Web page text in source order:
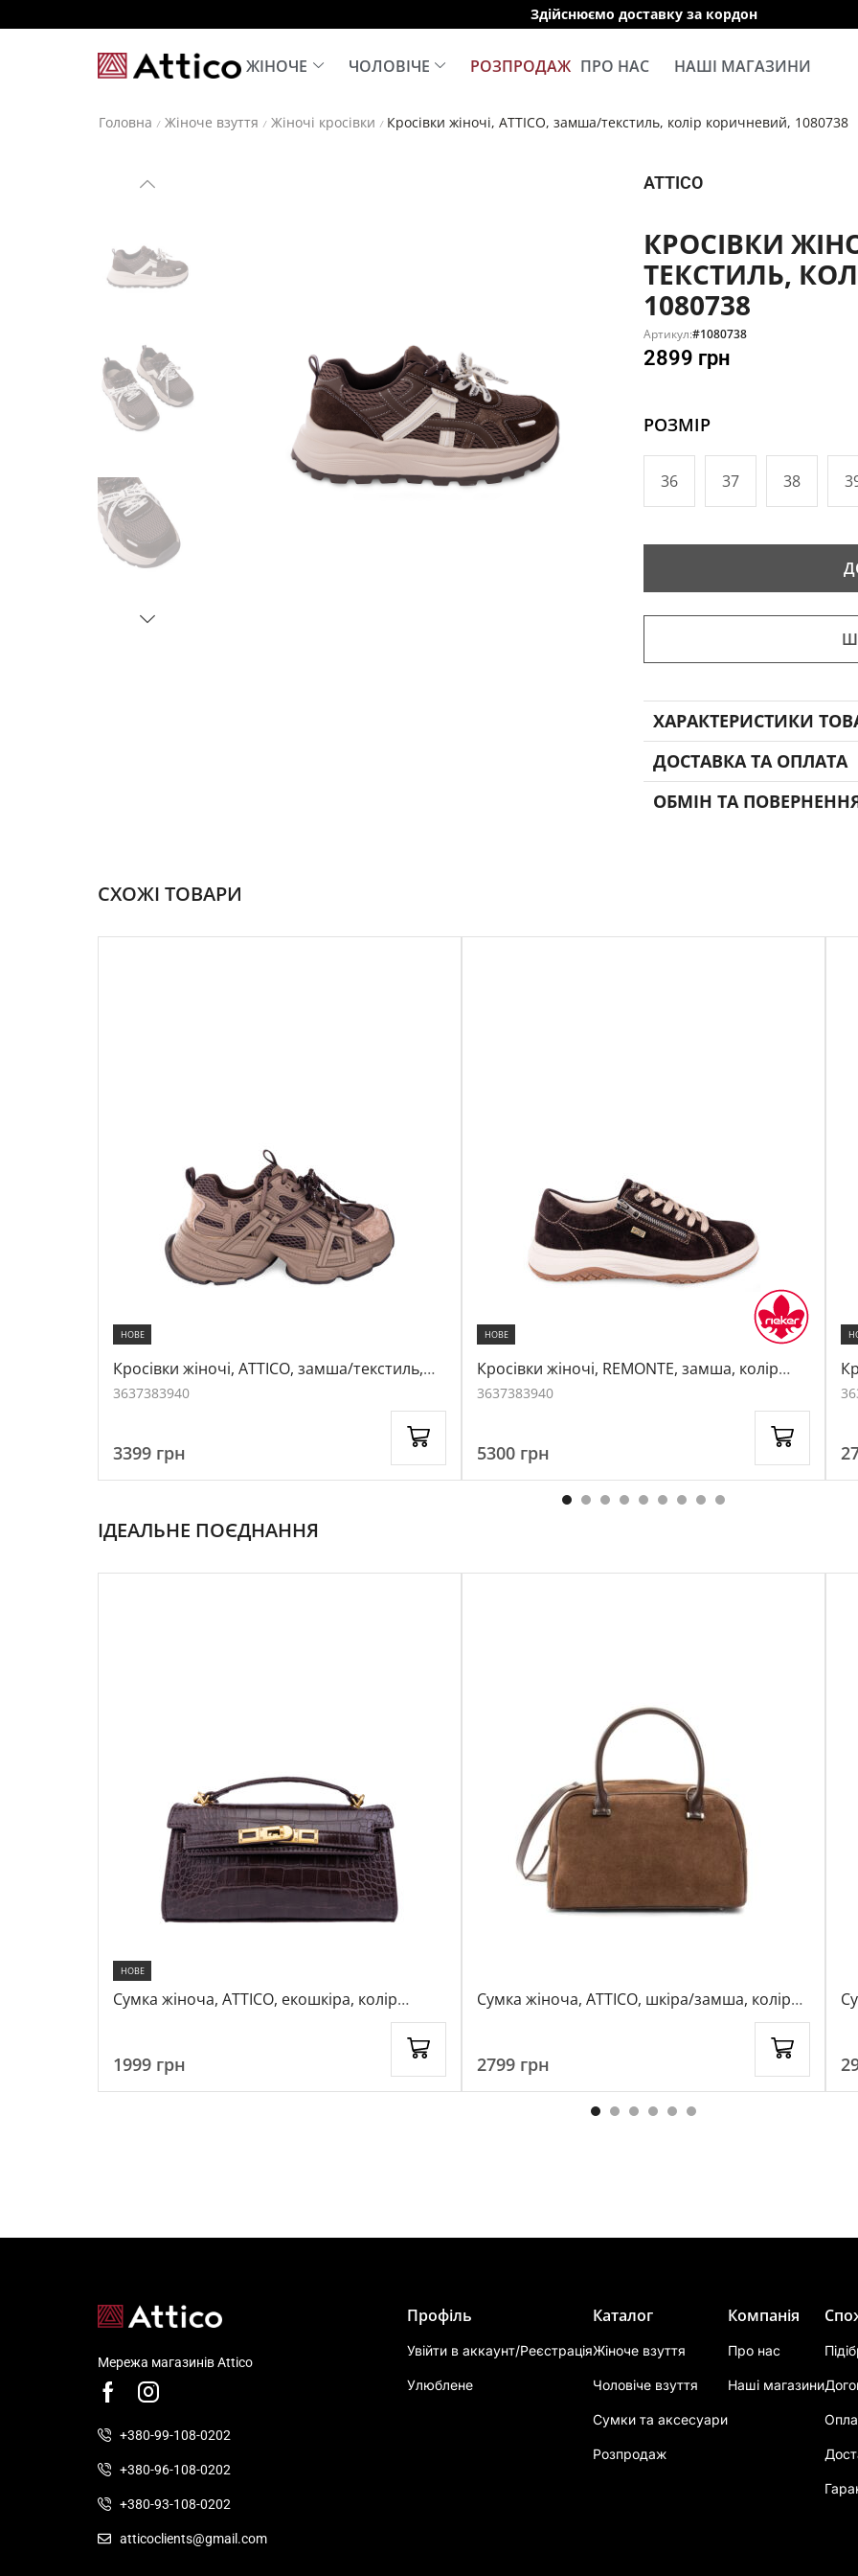
Здійснюємо доставку за кордон
ЖІНОЧЕ ЧОЛОВІЧЕ РОЗПРОДАЖ ПРО НАС НАШІ МАГАЗИНИ
Головна / Жіноче взуття / Жіночі кросівки / Кросівки жіночі, ATTICO, замша/текстиль, колір коричневий, 1080738
ATTICO
КРОСІВКИ
ТЕКСТИЛЬ,
1080738
Артикул:#1080738
2899 грн
РОЗМІР
36 37 38
ХАРАКТЕРИСТИКИ
ДОСТАВКА ТА ОПЛАТА
ОБМІН ТА
СХОЖІ ТОВАРИ
НОВЕ
Кросівки жіночі, ATTICO, замша/текстиль,
колір коричневий, 1061726
3637383940
3399 грн
НОВЕ
Кросівки жіночі, REMONTE, замша, колір
темно-коричневий, 1062402
3637383940
5300 грн
36
ІДЕАЛЬНЕ ПОЄДНАННЯ
НОВЕ
Сумка жіноча, ATTICO, екошкіра, колір
1999 грн
Сумка жіноча, ATTICO, шкіра/замша, колір
2799 грн
Мережа магазинів Attico
+380-99-108-0202
+380-96-108-0202
+380-93-108-0202
atticoclients@gmail.com
Профіль
Увійти в аккаунт/Реєстрація
Улюблене
Каталог
Жіноче взуття
Чоловіче взуття
Сумки та аксесуари
Розпродаж
Компанія
Про нас
Наші магазини